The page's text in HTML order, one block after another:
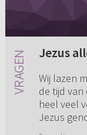
Jezus
Wij lazen
de tijd van
heel veel
Jezus